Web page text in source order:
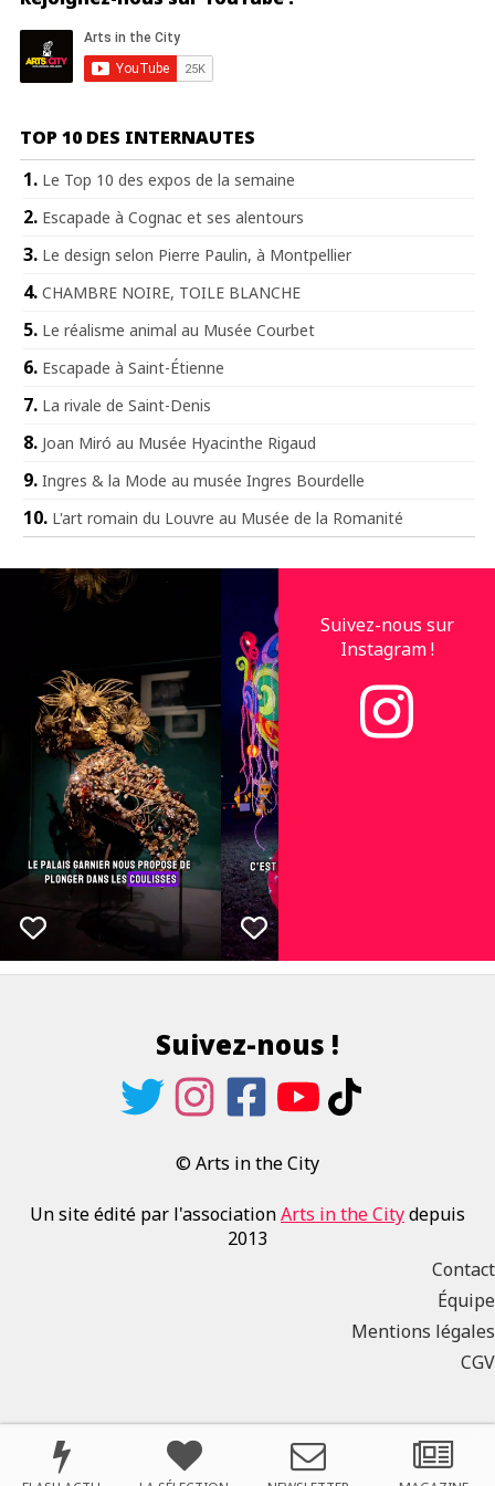
TOP 10 DES INTERNAUTES
Le Top 10 des expos de la semaine
Escapade à Cognac et ses alentours
Le design selon Pierre Paulin, à Montpellier
CHAMBRE NOIRE, TOILE BLANCHE
Le réalisme animal au Musée Courbet
Escapade à Saint-Étienne
La rivale de Saint-Denis
Joan Miró au Musée Hyacinthe Rigaud
Ingres & la Mode au musée Ingres Bourdelle
L'art romain du Louvre au Musée de la Romanité
Suivez-nous sur
Instagram !
Suivez-nous !
© Arts in the City
Un site édité par l'associationArts in the Citydepuis
2013
Contact
Équipe
Mentions légales
CGV